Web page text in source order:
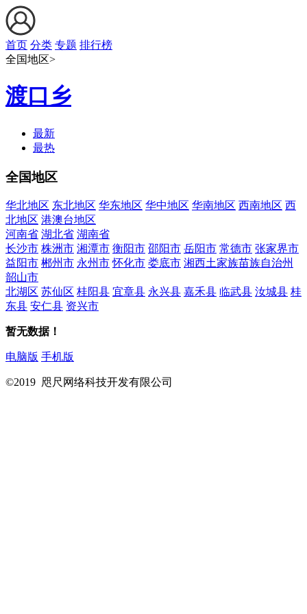
首页 分类 专题 排行榜
全国地区>
渡口乡
最新
最热
全国地区
华北地区 东北地区 华东地区 华中地区 华南地区 西南地区 西
北地区 港澳台地区
河南省 湖北省 湖南省
长沙市 株洲市 湘潭市 衡阳市 邵阳市 岳阳市 常德市 张家界市
益阳市 郴州市 永州市 怀化市 娄底市 湘西土家族苗族自治州
韶山市
北湖区 苏仙区 桂阳县 宜章县 永兴县 嘉禾县 临武县 汝城县 桂
东县 安仁县 资兴市
暂无数据！
电脑版 手机版
©2019 咫尺网络科技开发有限公司